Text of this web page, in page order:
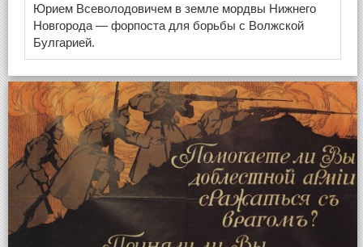
Юрием Всеволодовичем в земле мордвы Нижнего
Новгорода — форпоста для борьбы с Волжской
Булгарией.